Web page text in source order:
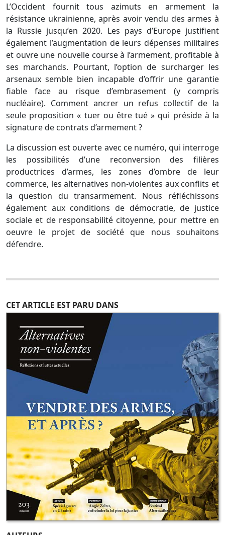
CET ARTICLE EST PARU DANS
L’Occident fournit tous azimuts en armement la
résistance ukrainienne, après avoir vendu des armes à
la Russie jusqu’en 2020. Les pays d’Europe justifient
également l’augmentation de leurs dépenses militaires
et ouvre une nouvelle course à l’armement, profitable à
ses marchands. Pourtant, l’option de surcharger les
arsenaux semble bien incapable d’offrir une garantie
fiable face au risque d’embrasement (y compris
nucléaire). Comment ancrer un refus collectif de la
seule proposition « tuer ou être tué » qui préside à la
signature de contrats d’armement ?
La discussion est ouverte avec ce numéro, qui interroge
les possibilités d’une reconversion des filières
productrices d’armes, les zones d’ombre de leur
commerce, les alternatives non-violentes aux conflits et
la question du transarmement. Nous réfléchissons
également aux conditions de démocratie, de justice
sociale et de responsabilité citoyenne, pour mettre en
oeuvre le projet de société que nous souhaitons
défendre.